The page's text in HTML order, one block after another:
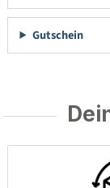
Gutschein